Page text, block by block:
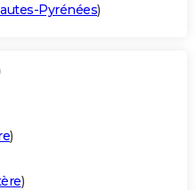
Pyrénées)
)
)